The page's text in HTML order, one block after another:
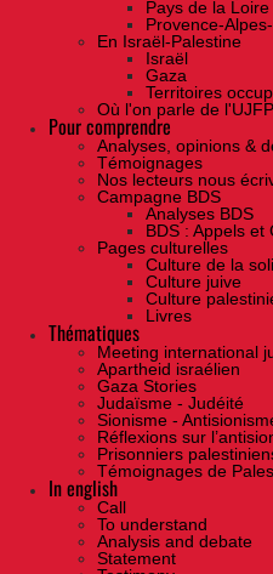
Pays de la Loire
Provence-
En Israël-Palestine
Israël
Gaza
Territoires
Où l'on parle de l'UJFP
Pour comprendre
Analyses, opinions &
Témoignages
Nos lecteurs nous
Campagne BDS
Analyses BDS
BDS : Appels et
Pages culturelles
Culture de la
Culture juive
Culture
Livres
Thématiques
Meeting international
Apartheid israélien
Gaza Stories
Judaïsme - Judéité
Sionisme -
Réflexions sur
Prisonniers
Témoignages de
In english
Call
To understand
Analysis and debate
Statement